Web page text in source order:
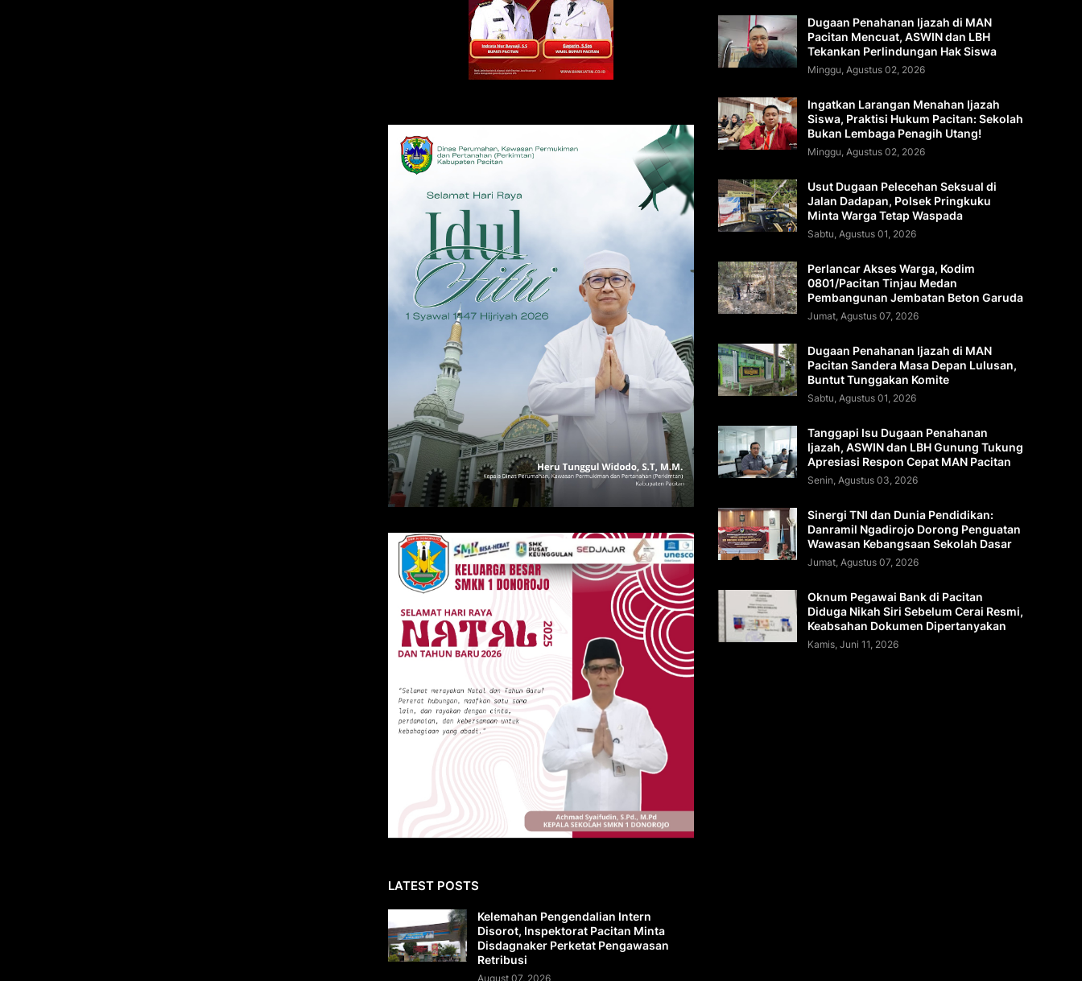
LATEST POSTS
Kelemahan Pengendalian Intern
Disorot, Inspektorat Pacitan Minta
Disdagnaker Perketat Pengawasan
Retribusi
August 07, 2026
Dugaan Penahanan Ijazah di MAN
Pacitan Mencuat, ASWIN dan LBH
Tekankan Perlindungan Hak Siswa
Minggu, Agustus 02, 2026
Ingatkan Larangan Menahan Ijazah
Siswa, Praktisi Hukum Pacitan: Sekolah
Bukan Lembaga Penagih Utang!
Minggu, Agustus 02, 2026
Usut Dugaan Pelecehan Seksual di
Jalan Dadapan, Polsek Pringkuku
Minta Warga Tetap Waspada
Sabtu, Agustus 01, 2026
Perlancar Akses Warga, Kodim
0801/Pacitan Tinjau Medan
Pembangunan Jembatan Beton Garuda
Jumat, Agustus 07, 2026
Dugaan Penahanan Ijazah di MAN
Pacitan Sandera Masa Depan Lulusan,
Buntut Tunggakan Komite
Sabtu, Agustus 01, 2026
Tanggapi Isu Dugaan Penahanan
Ijazah, ASWIN dan LBH Gunung Tukung
Apresiasi Respon Cepat MAN Pacitan
Senin, Agustus 03, 2026
Sinergi TNI dan Dunia Pendidikan:
Danramil Ngadirojo Dorong Penguatan
Wawasan Kebangsaan Sekolah Dasar
Jumat, Agustus 07, 2026
Oknum Pegawai Bank di Pacitan
Diduga Nikah Siri Sebelum Cerai Resmi,
Keabsahan Dokumen Dipertanyakan
Kamis, Juni 11, 2026